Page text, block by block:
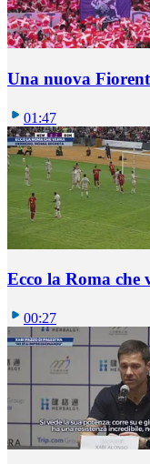
Una nuova
01:47
Ecco la Roma che
00:27